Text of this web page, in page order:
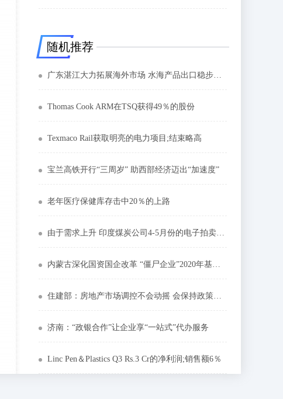
随机推荐
广东湛江大力拓展海外市场 水海产品出口稳步增长
Thomas Cook ARM在TSQ获得49％的股份
Texmaco Rail获取明亮的电力项目;结束略高
宝兰高铁开行“三周岁” 助西部经济迈出“加速度”
老年医疗保健库存击中20％的上路
由于需求上升 印度煤炭公司4-5月份的电子拍卖销售额同比增长52%
内蒙古深化国资国企改革 “僵尸企业”2020年基本出清
住建部：房地产市场调控不会动摇 会保持政策连续性
济南：“政银合作”让企业享“一站式”代办服务
Linc Pen＆Plastics Q3 Rs.3 Cr的净利润;销售额6％